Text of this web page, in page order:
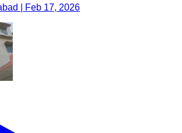
| Feb 17, 2026